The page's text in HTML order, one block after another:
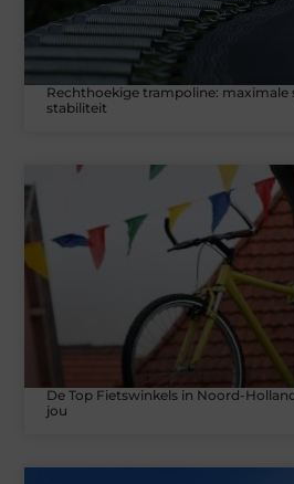
Rechthoekige trampoline: maximale
stabiliteit
De Top Fietswinkels in Noord-
jou